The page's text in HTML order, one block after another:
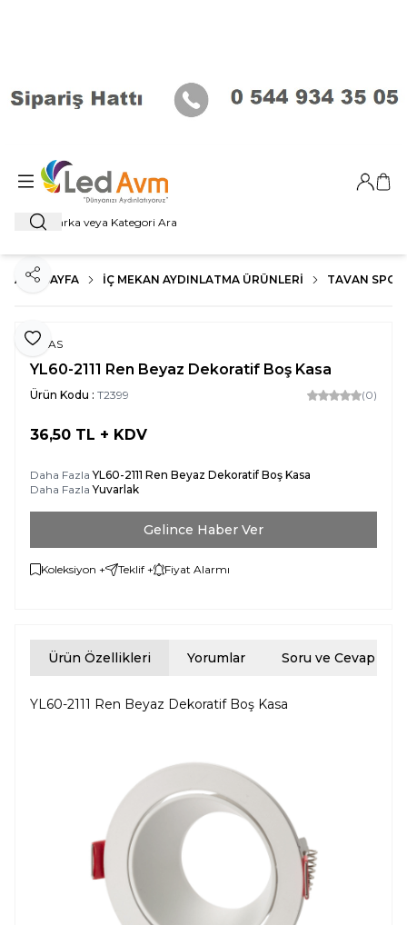
Ara
Giriş
ANA SAYFA İÇ MEKAN AYDINLATMA ÜRÜNLERI TAVAN SPOT
Favoriye Ekle
Paylaş
NOAS
YL60-2111 Ren Beyaz Dekoratif Boş Kasa
Ürün Kodu : T2399 (0)
36,50 TL + KDV
Daha FazlaYL60-2111 Ren Beyaz Dekoratif Boş Kasa
Daha FazlaYuvarlak
Gelince Haber Ver
Koleksiyon + Teklif + Fiyat Alarmı
Ürün Özellikleri Yorumlar Soru ve Cevap
YL60-2111 Ren Beyaz Dekoratif Boş Kasa